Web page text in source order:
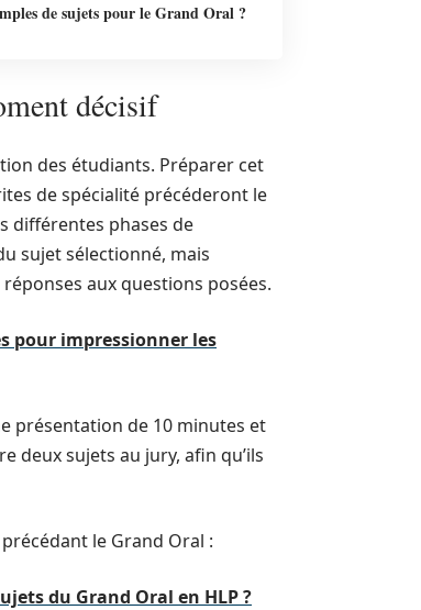
de sujets pour le Grand Oral ?
décisif
des étudiants. Préparer cet
de spécialité précéderont le
différentes phases de
sujet sélectionné, mais
aux questions posées.
pour impressionner les
présentation de 10 minutes et
deux sujets au jury, afin qu’ils
le Grand Oral :
du Grand Oral en HLP ?